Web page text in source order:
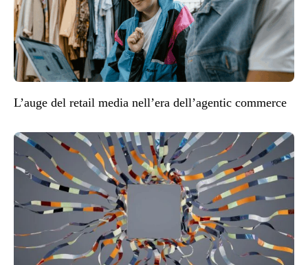
L’auge del retail media nell’era dell’agentic commerce